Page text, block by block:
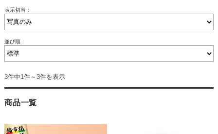
表示切替：
並び順：
3件中1件～3件を表示
商品一覧